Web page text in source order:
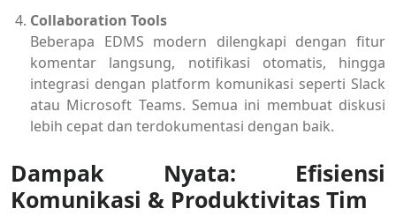
Collaboration Tools
Beberapa EDMS modern dilengkapi dengan fitur
komentar langsung, notifikasi otomatis, hingga
integrasi dengan platform komunikasi seperti Slack
atau Microsoft Teams. Semua ini membuat diskusi
lebih cepat dan terdokumentasi dengan baik.
Dampak Nyata: Efisiensi
Komunikasi & Produktivitas Tim